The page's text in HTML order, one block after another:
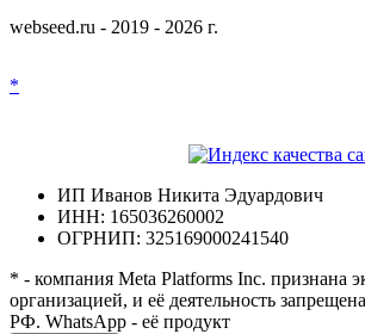
webseed.ru - 2019 - 2026 г.
*
ИП Иванов Никита Эдуардович
ИНН: 165036260002
ОГРНИП: 325169000241540
* - компания Meta Platforms Inc. признана
организацией, и её деятельность
РФ. WhatsApp - её продукт